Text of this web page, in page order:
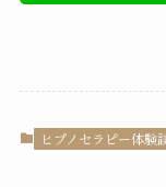
ヒプノセラピー体験